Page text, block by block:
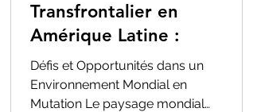
Transfrontalier en
Amérique Latine :
Défis et Opportunités dans un
Environnement Mondial en
Mutation Le paysage mondial